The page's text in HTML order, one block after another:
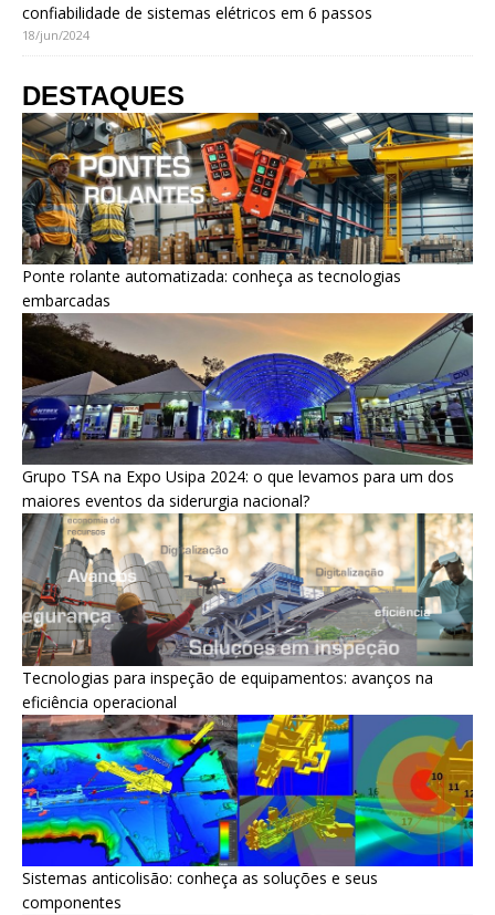
confiabilidade de sistemas elétricos em 6 passos
18/jun/2024
DESTAQUES
Ponte rolante automatizada: conheça as tecnologias
embarcadas
Grupo TSA na Expo Usipa 2024: o que levamos para um dos
maiores eventos da siderurgia nacional?
Tecnologias para inspeção de equipamentos: avanços na
eficiência operacional
Sistemas anticolisão: conheça as soluções e seus
componentes